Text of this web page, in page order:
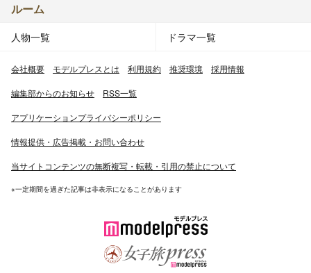
ルーム
人物一覧 ドラマ一覧
会社概要 モデルプレスとは 利用規約 推奨環境 採用情報
編集部からのお知らせ RSS一覧
アプリケーションプライバシーポリシー
情報提供・広告掲載・お問い合わせ
当サイトコンテンツの無断複写・転載・引用の禁止について
※一定期間を過ぎた記事は非表示になることがあります